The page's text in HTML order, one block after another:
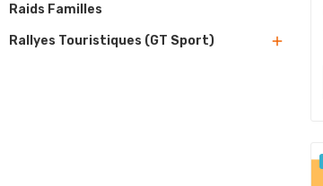
Raids Familles
Rallyes Touristiques (GT Sport) 